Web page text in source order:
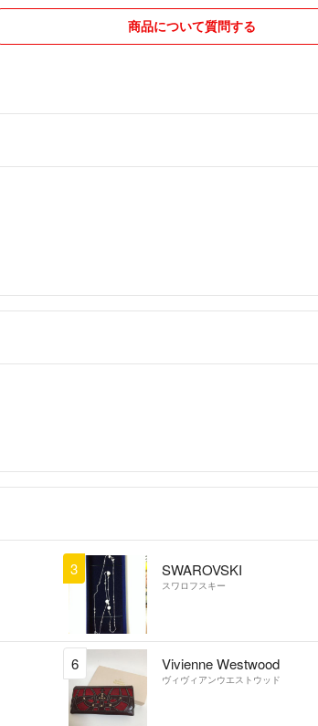
商品について質問する
3 SWAROVSKI
スワロフスキー
6 Vivienne Westwood
ヴィヴィアンウエストウッド